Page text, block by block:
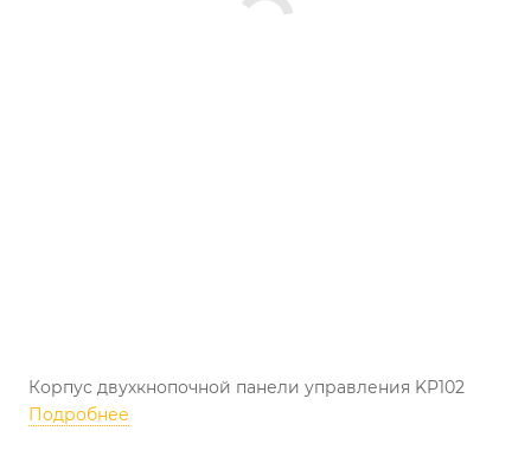
Корпус двухкнопочной панели управления KP102
Подробнее